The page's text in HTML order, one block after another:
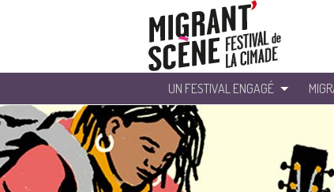
UN FESTIVAL ENGAGÉ